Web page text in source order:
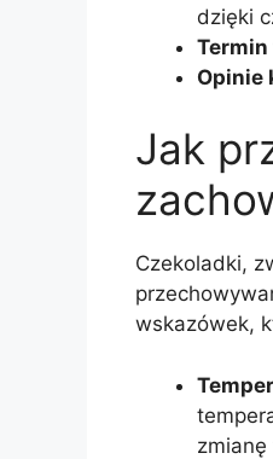
dzięki
Opinie
Jak
Czekoladki,
wskazówek,